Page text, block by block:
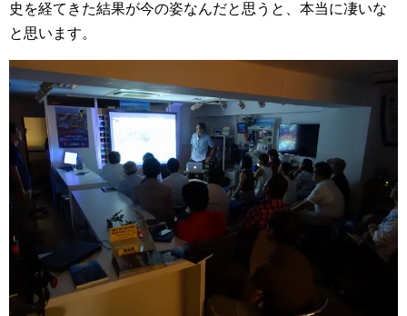
史を経てきた結果が今の姿なんだと思うと、本当に凄いな
と思います。